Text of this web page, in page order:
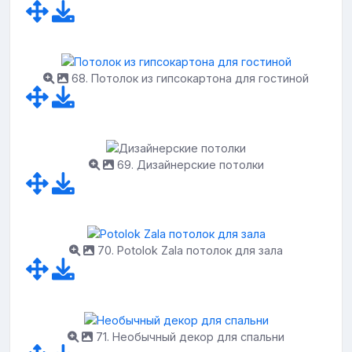
68. Потолок из гипсокартона для гостиной
69. Дизайнерские потолки
70. Potolok Zala потолок для зала
71. Необычный декор для спальни